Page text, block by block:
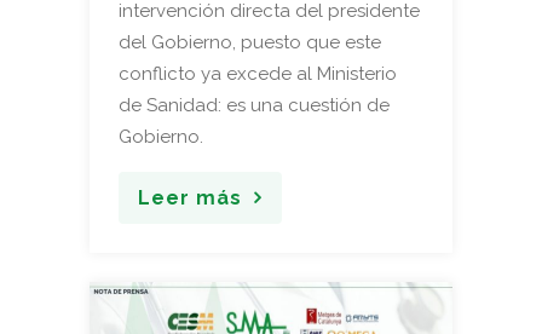
intervención directa del presidente
del Gobierno, puesto que este
conflicto ya excede al Ministerio
de Sanidad: es una cuestión de
Gobierno.
Leer más